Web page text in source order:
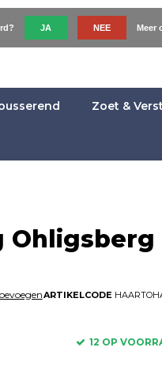
Zoet &
Ohligsberg
ARTIKELCODE
12 OP
JA NEE Meer